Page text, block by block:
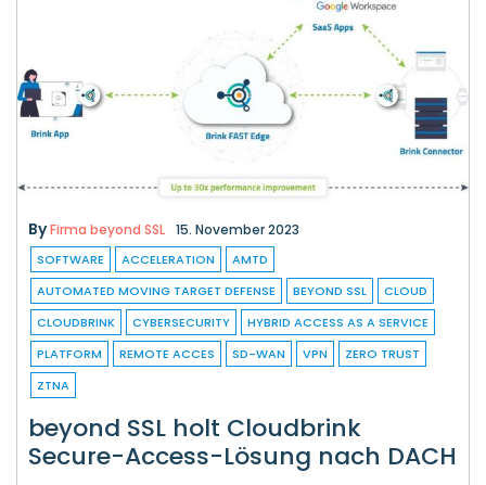
ByFirma beyond SSL 15. November 2023
SOFTWARE ACCELERATION
AMTD
AUTOMATED MOVING TARGET DEFENSE
BEYOND SSL
CLOUD
CLOUDBRINK
CYBERSECURITY
HYBRID ACCESS AS A SERVICE
PLATFORM
REMOTE ACCES SD-WAN VPN
ZERO TRUST
ZTNA
beyond SSL holt Cloudbrink
Secure-Access-Lösung nach DACH